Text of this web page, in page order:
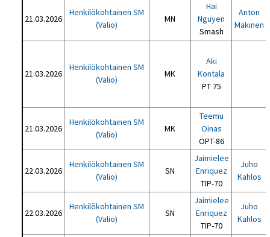
21.03.2026
Henkilökohtainen SM
(Valio)
MN
Hai
Nguyen
Smash
Anton
Mäkinen
21.03.2026
Henkilökohtainen SM
(Valio)
MK
Aki
Kontala
PT 75
21.03.2026
Henkilökohtainen SM
(Valio)
MK
Teemu
Oinas
OPT-86
22.03.2026
Henkilökohtainen SM
(Valio)
SN
Jaimielee
Enriquez
TIP-70
Juho
Kahlos
22.03.2026
Henkilökohtainen SM
(Valio)
SN
Jaimielee
Enriquez
TIP-70
Juho
Kahlos